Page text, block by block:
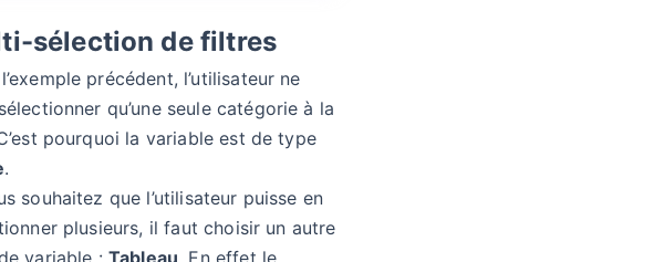
sélection de filtres
précédent, l’utilisateur ne
qu’une seule catégorie à la
pourquoi la variable est de type
.
souhaitez que l’utilisateur puisse en
plusieurs, il faut choisir un autre
variable : Tableau . En effet le